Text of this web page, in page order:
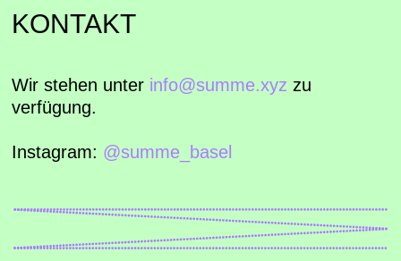
KONTAKT
Wir stehen unter info@summe.xyz zu
verfügung.
Instagram: @summe_basel